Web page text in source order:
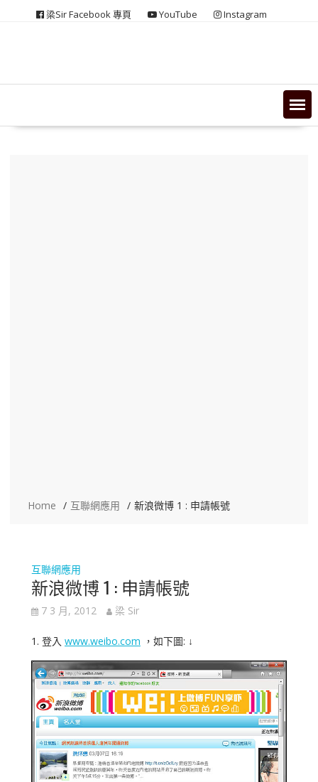
梁Sir Facebook 專頁 YouTube Instagram
Home 互聯網應用 新浪微博 1 : 申請帳號
互聯網應用
新浪微博 1 : 申請帳號
7 3 月, 2012 梁 Sir
1. 登入 www.weibo.com ，如下圖: ↓